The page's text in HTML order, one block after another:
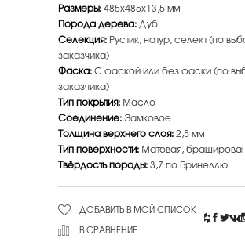
Размеры:485х485х13,5 мм
Порода дерева:Дуб
Селекция: Рустик, натур, селект (по
заказчика)
Фаска:С фаской или без фаски (по
заказчика)
Тип покрытия: Масло
Соединение:Замковое
Толщина верхнего слоя:2,5 мм
Тип поверхности: Матовая,
Твёрдость породы:3,7 по Бринеллю
ДОБАВИТЬ В МОЙ СПИСОК
В СРАВНЕНИЕ